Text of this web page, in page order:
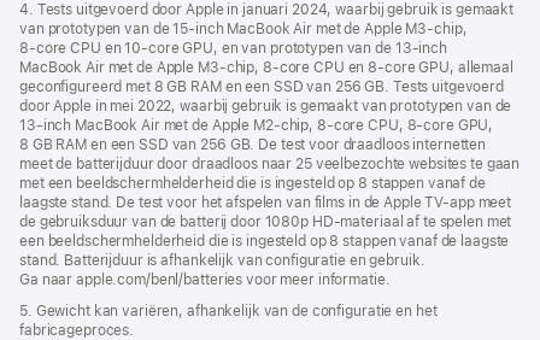
4. Tests uitgevoerd door Apple in januari 2024, waarbij gebruik is gemaakt
van prototypen van de 15‑inch MacBook Air met de Apple M3‑chip,
8‑core CPU en 10‑core GPU, en van prototypen van de 13‑inch
MacBook Air met de Apple M3‑chip, 8‑core CPU en 8‑core GPU, allemaal
geconfigureerd met 8 GB RAM en een SSD van 256 GB. Tests uitgevoerd
door Apple in mei 2022, waarbij gebruik is gemaakt van prototypen van de
13‑inch MacBook Air met de Apple M2‑chip, 8‑core CPU, 8‑core GPU,
8 GB RAM en een SSD van 256 GB. De test voor draadloos internetten
meet de batterijduur door draadloos naar 25 veelbezochte websites te gaan
met een beeldscherm­helderheid die is ingesteld op 8 stappen vanaf de
laagste stand. De test voor het afspelen van films in de Apple TV-app meet
de gebruiksduur van de batterij door 1080p HD-materiaal af te spelen met
een beeldscherm­helderheid die is ingesteld op 8 stappen vanaf de laagste
stand. Batterijduur is afhankelijk van configuratie en gebruik.
Ga naar apple.com/benl/batteries voor meer informatie.
5. Gewicht kan variëren, afhankelijk van de configuratie en het
fabricageproces.